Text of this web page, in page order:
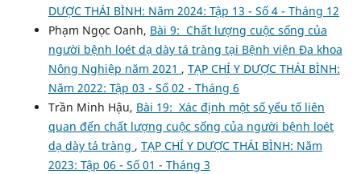
DƯỢC THÁI BÌNH: Năm 2024: Tập 13 - Số 4 - Tháng 12
Phạm Ngọc Oanh, Bài 9: Chất lượng cuộc sống của
người bệnh loét dạ dày tá tràng tại Bệnh viện Đa khoa
Nông Nghiệp năm 2021 , TẠP CHÍ Y DƯỢC THÁI BÌNH:
Năm 2022: Tập 03 - Số 02 - Tháng 6
Trần Minh Hậu, Bài 19: Xác định một số yếu tố liên
quan đến chất lượng cuộc sống của người bệnh loét
dạ dày tá tràng , TẠP CHÍ Y DƯỢC THÁI BÌNH: Năm
2023: Tập 06 - Số 01 - Tháng 3